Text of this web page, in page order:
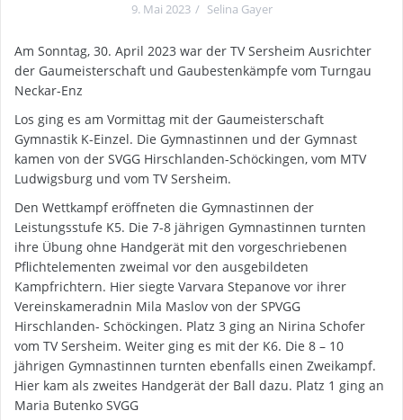
9. Mai 2023 Selina Gayer
Am Sonntag, 30. April 2023 war der TV Sersheim Ausrichter
der Gaumeisterschaft und Gaubestenkämpfe vom Turngau
Neckar-Enz
Los ging es am Vormittag mit der Gaumeisterschaft
Gymnastik K-Einzel. Die Gymnastinnen und der Gymnast
kamen von der SVGG Hirschlanden-Schöckingen, vom MTV
Ludwigsburg und vom TV Sersheim.
Den Wettkampf eröffneten die Gymnastinnen der
Leistungsstufe K5. Die 7-8 jährigen Gymnastinnen turnten
ihre Übung ohne Handgerät mit den vorgeschriebenen
Pflichtelementen zweimal vor den ausgebildeten
Kampfrichtern. Hier siegte Varvara Stepanove vor ihrer
Vereinskameradnin Mila Maslov von der SPVGG
Hirschlanden- Schöckingen. Platz 3 ging an Nirina Schofer
vom TV Sersheim. Weiter ging es mit der K6. Die 8 – 10
jährigen Gymnastinnen turnten ebenfalls einen Zweikampf.
Hier kam als zweites Handgerät der Ball dazu. Platz 1 ging an
Maria Butenko SVGG